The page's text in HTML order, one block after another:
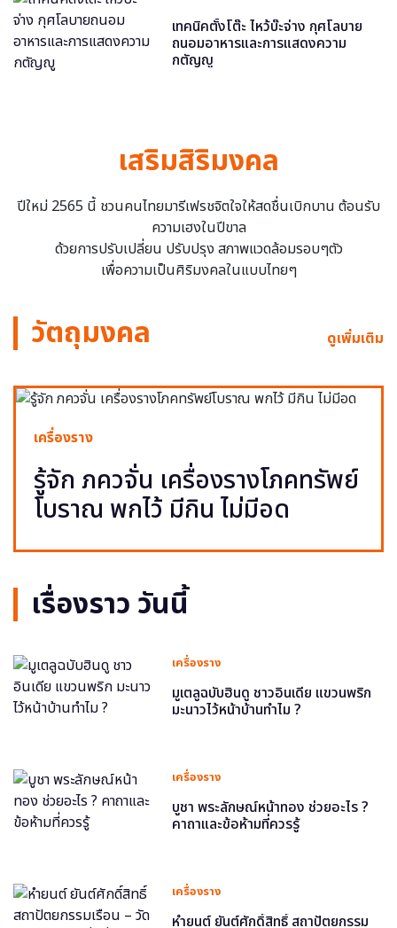
เทคนิคตั้งโต๊ะ ไหว้บ๊ะจ่าง กุศโลบาย
ถนอมอาหารและการแสดงความ
กตัญญู
เสริมสิริมงคล
ปีใหม่ 2565 นี้ ชวนคนไทยมารีเฟรชจิตใจให้สดชื่นเบิกบาน ต้อนรับ
ความเฮงในปีขาล
ด้วยการปรับเปลี่ยน ปรับปรุง สภาพแวดล้อมรอบๆตัว
เพื่อความเป็นศิริมงคลในแบบไทยๆ
วัตถุมงคล ดูเพิ่มเติม
เครื่องราง
รู้จัก ภควจั่น เครื่องรางโภคทรัพย์
โบราณ พกไว้ มีกิน ไม่มีอด
เรื่องราว วันนี้
เครื่องราง
มูเตลูฉบับฮินดู ชาวอินเดีย แขวนพริก
มะนาวไว้หน้าบ้านทำไม ?
เครื่องราง
บูชา พระลักษณ์หน้าทอง ช่วยอะไร ?
คาถาและข้อห้ามที่ควรรู้
เครื่องราง
หำยนต์ ยันต์ศักดิ์สิทธิ์ สถาปัตยกรรม